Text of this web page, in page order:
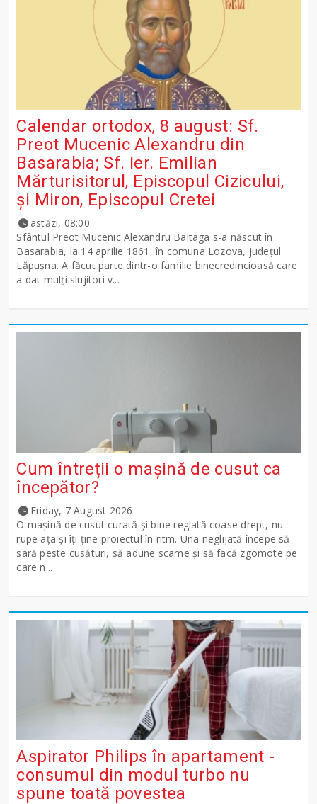
Calendar ortodox, 8 august: Sf.
Preot Mucenic Alexandru din
Basarabia; Sf. Ier. Emilian
Mărturisitorul, Episcopul Cizicului,
şi Miron, Episcopul Cretei
astăzi, 08:00
Sfântul Preot Mucenic Alexandru Baltaga s-a născut în
Basarabia, la 14 aprilie 1861, în comuna Lozova, județul
Lăpușna. A făcut parte dintr-o familie binecredincioasă care
a dat mulți slujitori v...
Cum întreții o mașină de cusut ca
începător?
Friday, 7 August 2026
O mașină de cusut curată și bine reglată coase drept, nu
rupe ața și îți ține proiectul în ritm. Una neglijată începe să
sară peste cusături, să adune scame și să facă zgomote pe
care n...
Aspirator Philips în apartament -
consumul din modul turbo nu
spune toată povestea